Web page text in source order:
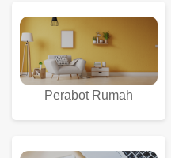
Perabot Rumah